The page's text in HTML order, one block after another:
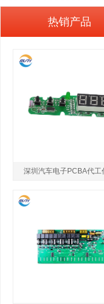
热销产品
深圳汽车电子PCBA代工